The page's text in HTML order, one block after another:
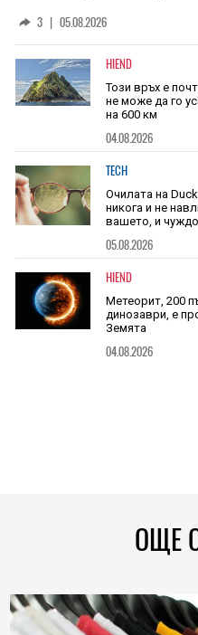
3 | 05.08.2026
HIEND
Този връх е
не може да го
на 600 км
04.08.2026
TECH
Очилата на
никога и не
вашето, и
05.08.2026
HIEND
Метеорит, 200
динозаври, е
Земята
04.08.2026
ОЩЕ